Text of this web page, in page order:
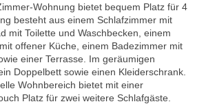
Wohnung bietet bequem Platz für 4
besteht aus einem Schlafzimmer mit
mit Toilette und Waschbecken, einem
offener Küche, einem Badezimmer mit
einer Terrasse. Im geräumigen
Doppelbett sowie einen Kleiderschrank.
Wohnbereich bietet mit einer
Platz für zwei weitere Schlafgäste.